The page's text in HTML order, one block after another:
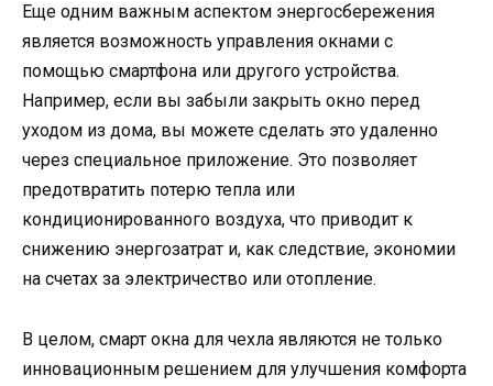
Еще одним важным аспектом энергосбережения
является возможность управления окнами с
помощью смартфона или другого устройства.
Например, если вы забыли закрыть окно перед
уходом из дома, вы можете сделать это удаленно
через специальное приложение. Это позволяет
предотвратить потерю тепла или
кондиционированного воздуха, что приводит к
снижению энергозатрат и, как следствие, экономии
на счетах за электричество или отопление.
В целом, смарт окна для чехла являются не только
инновационным решением для улучшения комфорта